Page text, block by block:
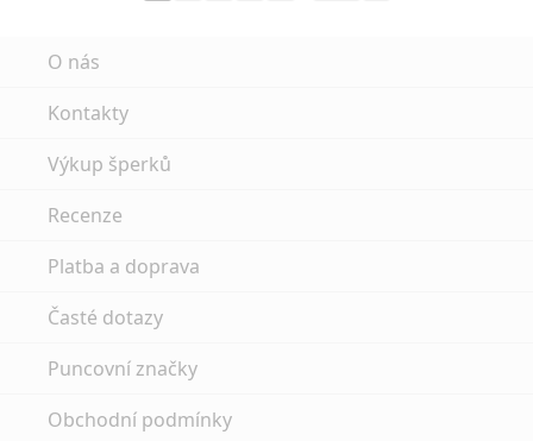
O nás
Kontakty
Výkup šperků
Recenze
Platba a doprava
Časté dotazy
Puncovní značky
Obchodní podmínky